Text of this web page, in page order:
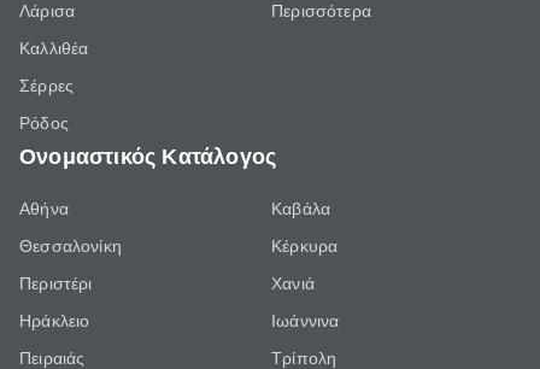
Λάρισα
Καλλιθέα
Σέρρες
Ρόδος
Περισσότερα
Ονομαστικός Κατάλογος
Αθήνα
Θεσσαλονίκη
Περιστέρι
Ηράκλειο
Πειραιάς
Καβάλα
Κέρκυρα
Χανιά
Ιωάννινα
Τρίπολη